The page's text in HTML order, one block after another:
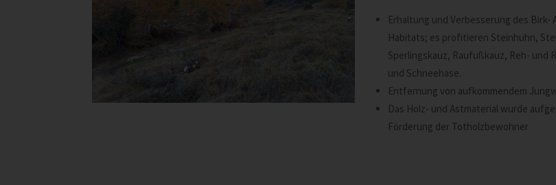
Erhaltung und Verbesserung des Birk-
Habitats; es profitieren Steinhuhn,
Sperlingskauz, Raufußkauz, Reh- und
und Schneehase.
Entfernung von aufkommendem
Das Holz- und Astmaterial wurde
Förderung der Totholzbewohner